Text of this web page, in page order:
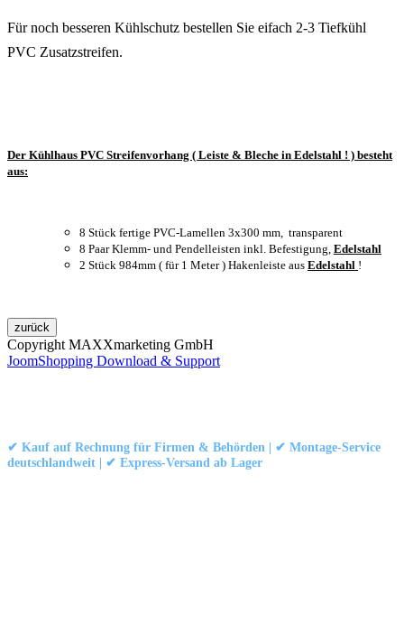
Für noch besseren Kühlschutz bestellen Sie eifach 2-3 Tiefkühl
PVC Zusatzstreifen.
Der Kühlhaus PVC Streifenvorhang ( Leiste & Bleche in Edelstahl ! ) besteht
aus:
8 Stück fertige PVC-Lamellen 3x300 mm, transparent
8 Paar Klemm- und Pendelleisten inkl. Befestigung, Edelstahl
2 Stück 984mm ( für 1 Meter ) Hakenleiste aus Edelstahl !
Copyright MAXXmarketing GmbH
JoomShopping Download & Support
✔ Kauf auf Rechnung für Firmen & Behörden | ✔ Montage-Service
deutschlandweit | ✔ Express-Versand ab Lager